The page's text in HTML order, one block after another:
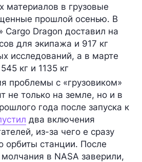
материалов в грузовые
прошлой осенью. В
Cargo Dragon доставил на
для экипажа и 917 кг
исследований, а в марте
кг и 1135 кг
проблемы с «грузовиком»
не только на земле, но и в
года после запуска к
два включения
из-за чего е сразу
орбиты станции. После
в NASA заверили,